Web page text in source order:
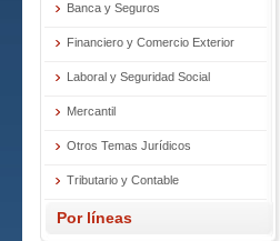
Banca y Seguros
Financiero y Comercio Exterior
Laboral y Seguridad Social
Mercantil
Otros Temas Jurídicos
Tributario y Contable
Por líneas